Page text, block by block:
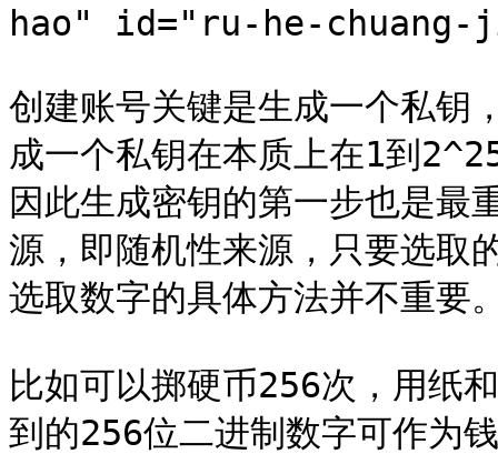
hao" id="ru-he-chuang-
创建账号关键是生成一个私
成一个私钥在本质上在1到
因此生成密钥的第一步也是最
源，即随机性来源，只要选取
选取数字的具体方法并不重要
比如可以掷硬币256次，用纸
到的256位二进制数字可作为